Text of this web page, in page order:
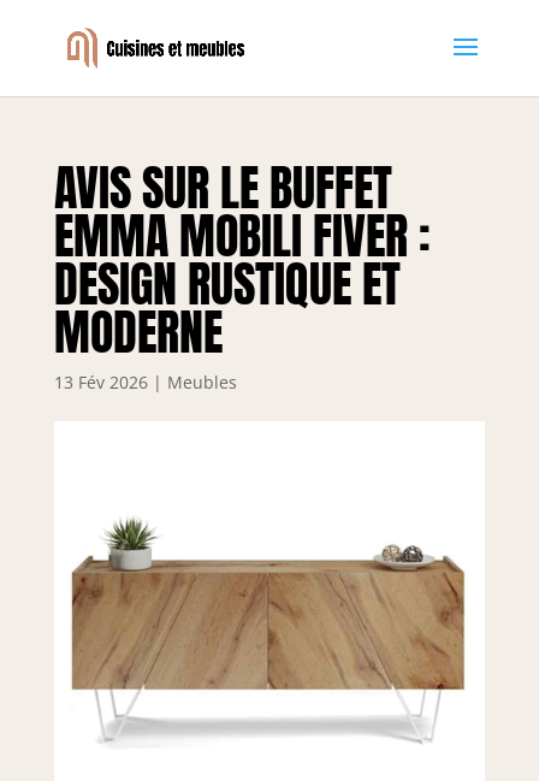
AVIS SUR LE BUFFET
EMMA MOBILI FIVER :
DESIGN RUSTIQUE ET
MODERNE
13 Fév 2026| Meubles